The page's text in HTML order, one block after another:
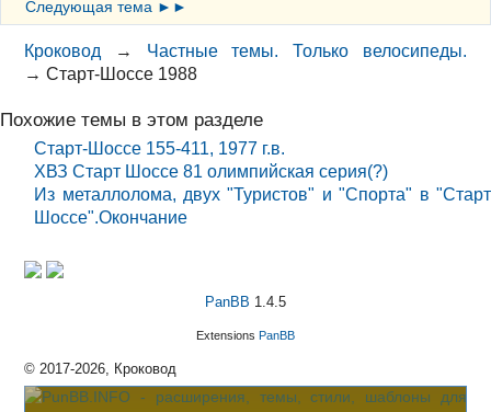
Следующая тема ►►
Кроковод → Частные темы. Только велосипеды.
→Старт-Шоссе 1988
Похожие темы в этом разделе
Старт-Шоссе 155-411, 1977 г.в.
ХВЗ Старт Шоссе 81 олимпийская серия(?)
Из металлолома, двух "Туристов" и "Спорта" в "Старт
Шоссе".Окончание
PanBB 1.4.5
Extensions PanBB
© 2017-2026, Кроковод